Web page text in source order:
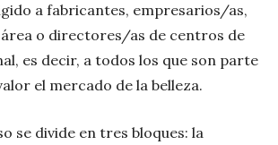
a fabricantes, empresarios/as,
área o directores/as de centros de
es decir, a todos los que son parte
el mercado de la belleza.
se divide en tres bloques: la